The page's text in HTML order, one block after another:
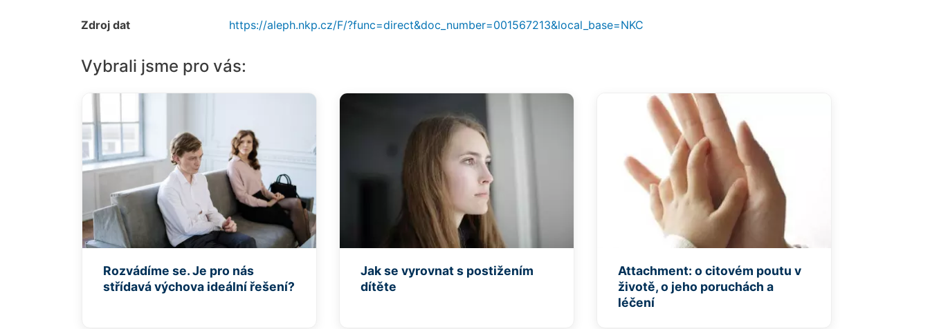
Zdroj dat https://aleph.nkp.cz/F/?func=direct&doc_number=001567213&local_base=NKC
Vybrali jsme pro vás:
Rozvádíme se. Je pro nás
střídavá výchova ideální řešení?
Jak se vyrovnat s postižením
dítěte
Attachment: o citovém poutu v
životě, o jeho poruchách a
léčení